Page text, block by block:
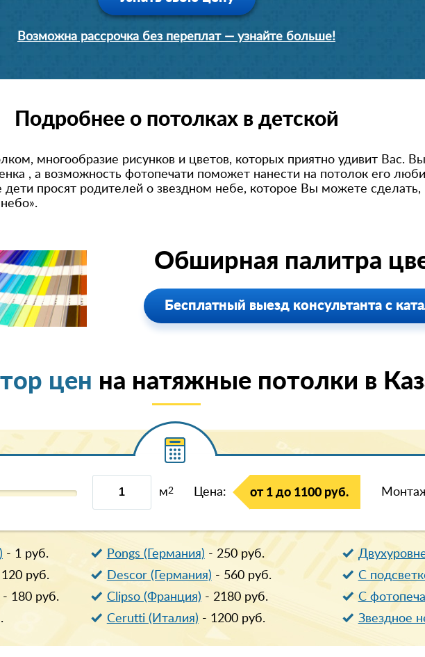
Возможна рассрочка без переплат — узнайте больше!
Подробнее о потолках в детской
многообразие рисунков и цветов, которых приятно удивит Вас.
, а возможность фотопечати поможет нанести на потолок его
просят родителей о звездном небе, которое Вы можете
Обширная палитра
Бесплатный выезд консультанта с
цен на натяжные потолки в
м2 Цена: от 1 до 1100 руб.
- 1руб. Pongs (Германия) - 250руб.
120руб. С
Descor (Германия) - 560руб.
- 180руб. С
Clipso (Франция) - 2180руб.
Звездное
Cerutti (Италия) - 1200руб.